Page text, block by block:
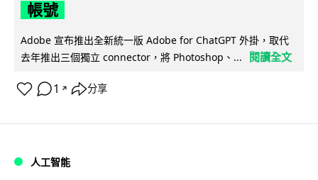
帳號
Adobe 宣布推出全新統一版 Adobe for ChatGPT 外掛，取代
去年推出三個獨立 connector，將 Photoshop、...
閱讀全文
1 ↗ 分享
人工智能